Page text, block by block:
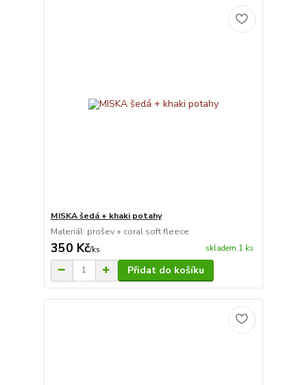
MISKA šedá + khaki potahy
Materiál: prošev + coral soft fleece
350 Kč/ks skladem 1 ks
Přidat do košíku